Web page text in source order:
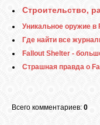
Строительство,
Уникальное оружие в
Где найти все
Fallout Shelter -
Страшная правда о
Всего комментариев: 0